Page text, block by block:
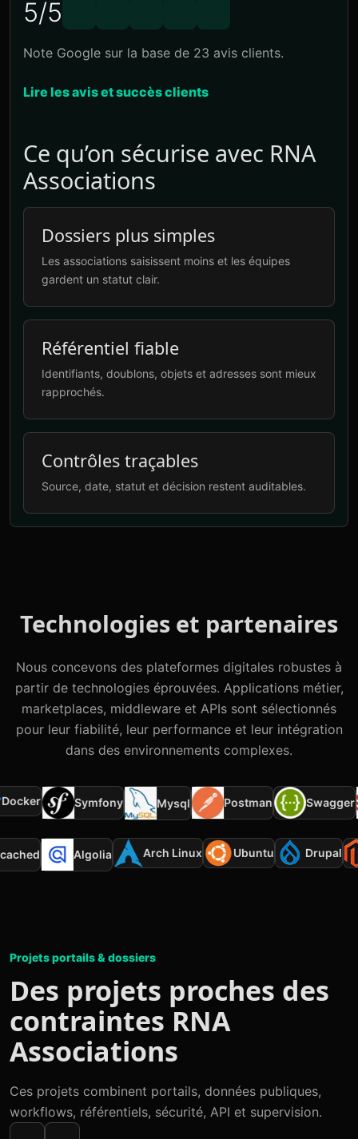
5/5
Note Google sur la base de 23 avis clients.
Lire les avis et succès clients
Ce qu’on sécurise avec RNA
Associations
Dossiers plus simples
Les associations saisissent moins et les équipes
gardent un statut clair.
Référentiel fiable
Identifiants, doublons, objets et adresses sont mieux
rapprochés.
Contrôles traçables
Source, date, statut et décision restent auditables.
Technologies et partenaires
Nous concevons des plateformes digitales robustes à
partir de technologies éprouvées. Applications métier,
marketplaces, middleware et APIs sont sélectionnés
pour leur fiabilité, leur performance et leur intégration
dans des environnements complexes.
Symfony Mysql Postman Swagger
Algolia Arch Linux Ubuntu Drupal
Projets portails & dossiers
Des projets proches des
contraintes RNA
Associations
Ces projets combinent portails, données publiques,
workflows, référentiels, sécurité, API et supervision.